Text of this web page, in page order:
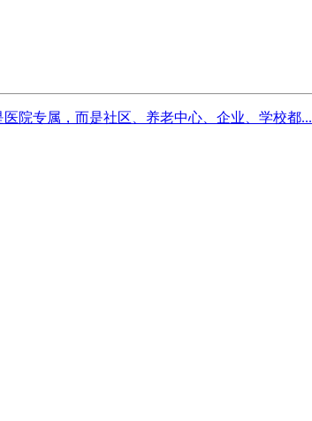
院专属，而是社区、养老中心、企业、学校都...